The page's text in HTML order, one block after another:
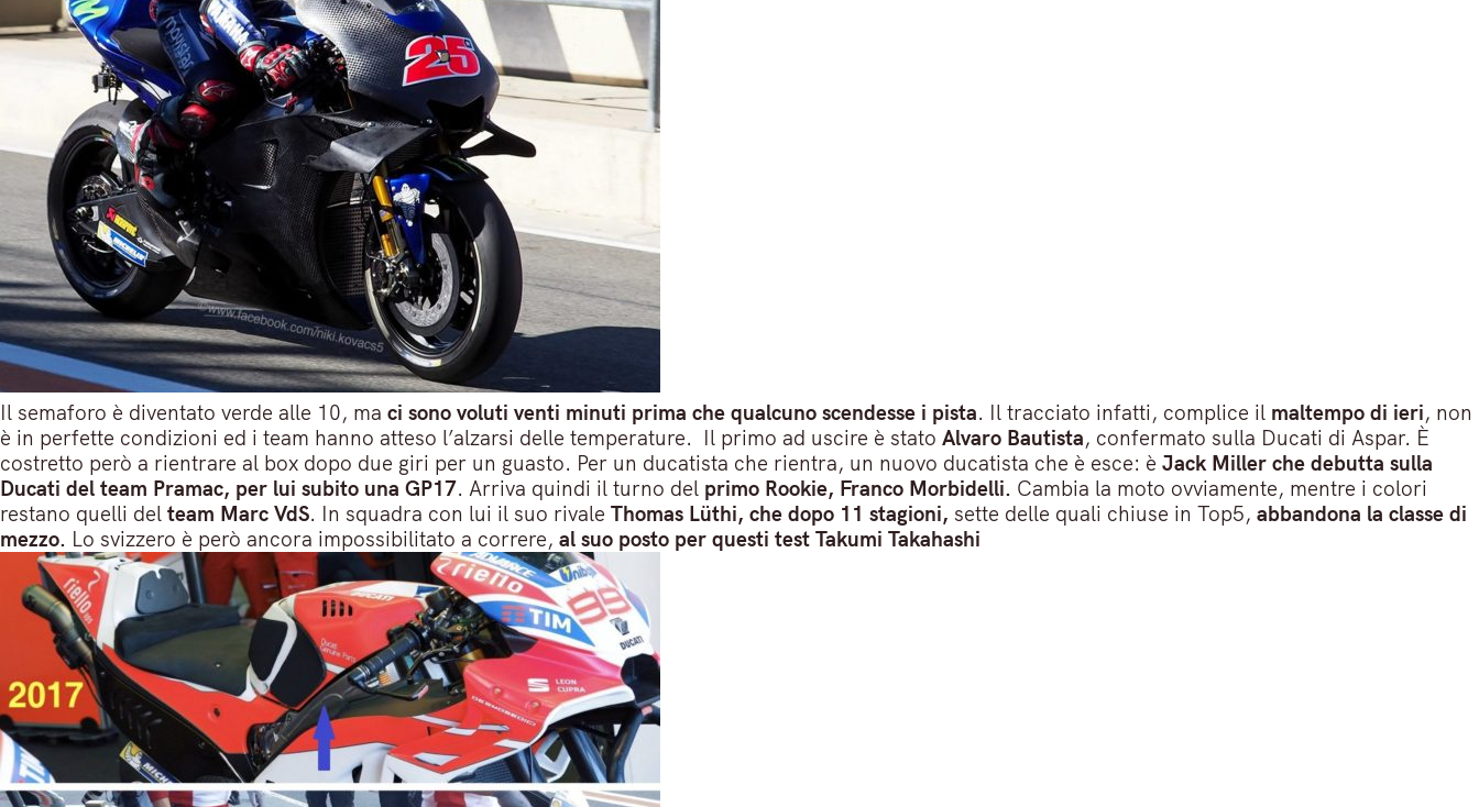
Il semaforo è diventato verde alle 10, ma ci sono voluti venti minuti prima che qualcuno scendesse i pista. Il tracciato infatti, complice il maltempo di ieri, non
è in perfette condizioni ed i team hanno atteso l’alzarsi delle temperature. Il primo ad uscire è stato Alvaro Bautista, confermato sulla Ducati di Aspar. È
costretto però a rientrare al box dopo due giri per un guasto. Per un ducatista che rientra, un nuovo ducatista che è esce: è Jack Miller che debutta sulla
Ducati del team Pramac, per lui subito una GP17. Arriva quindi il turno del primo Rookie, Franco Morbidelli. Cambia la moto ovviamente, mentre i colori
restano quelli del team Marc VdS. In squadra con lui il suo rivale Thomas Lüthi, che dopo 11 stagioni, sette delle quali chiuse in Top5, abbandona la classe di
mezzo. Lo svizzero è però ancora impossibilitato a correre, al suo posto per questi test Takumi Takahashi